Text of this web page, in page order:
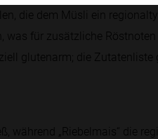
die dem Müsli ein
was für zusätzliche
glutenarm; die Zutatenliste
während „Riebelmais“ die